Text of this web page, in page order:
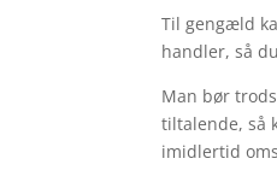
Til gengæld
handler, så
Man bør
tiltalende, så
imidlertid